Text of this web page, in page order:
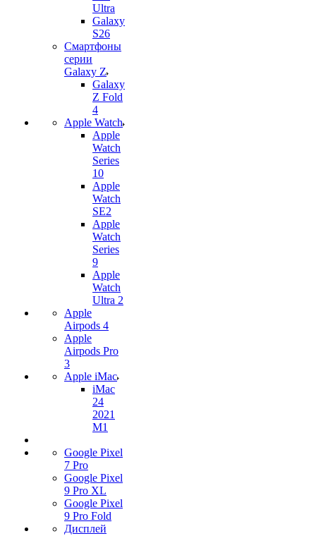
Ultra
Galaxy
S26
Смартфоны
серии
Galaxy Z
Galaxy
Z Fold
4
Apple Watch
Apple
Watch
Series
10
Apple
Watch
SE2
Apple
Watch
Series
9
Apple
Watch
Ultra 2
Apple
Airpods 4
Apple
Airpods Pro
3
Apple iMac
iMac
24
2021
M1
Google Pixel
7 Pro
Google Pixel
9 Pro XL
Google Pixel
9 Pro Fold
Дисплей